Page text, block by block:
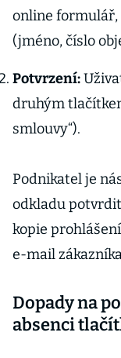
online
(jméno, číslo
Potvrzení:
druhým
smlouvy“).
Podnikatel je
odkladu
kopie
e-mail
Dopady na
absenci